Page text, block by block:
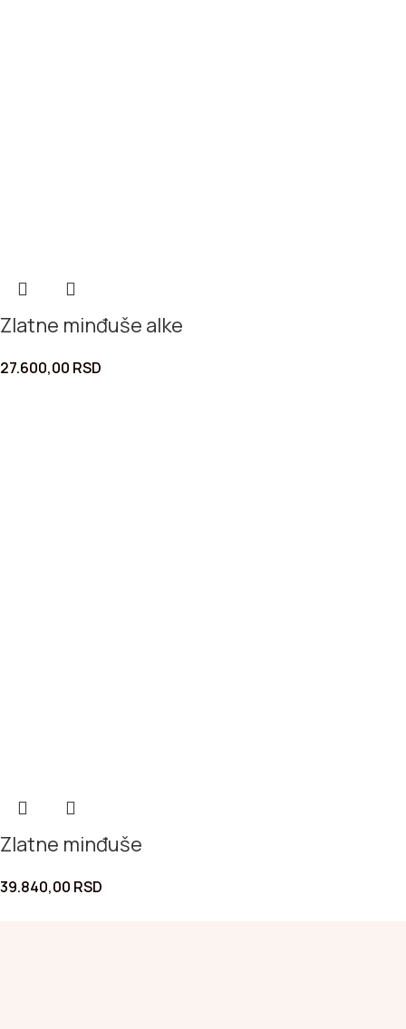
Zlatne minđuše alke
27.600,00 RSD
Zlatne minđuše
39.840,00 RSD